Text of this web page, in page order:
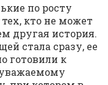
по росту
кто не может
другая история.
стала сразу, ее
готовили к